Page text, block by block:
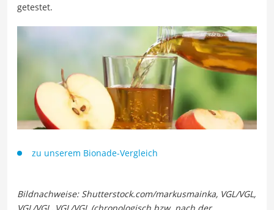
getestet.
zu unserem Bionade-Vergleich